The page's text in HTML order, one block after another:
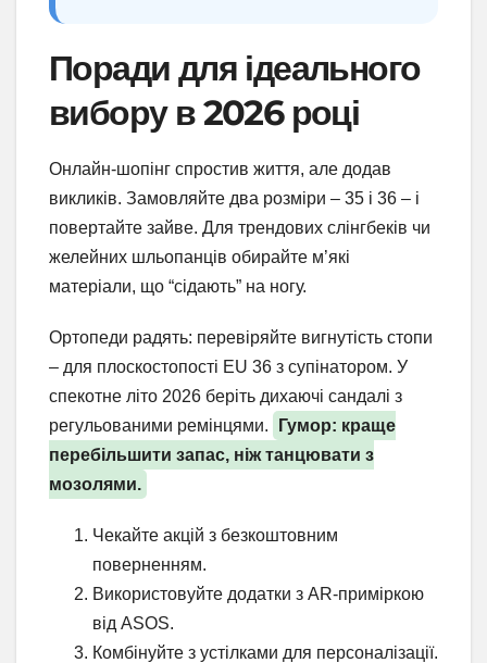
Поради для ідеального
вибору в 2026 році
Онлайн-шопінг спростив життя, але додав
викликів. Замовляйте два розміри – 35 і 36 – і
повертайте зайве. Для трендових слінгбеків чи
желейних шльопанців обирайте м’які
матеріали, що “сідають” на ногу.
Ортопеди радять: перевіряйте вигнутість стопи
– для плоскостопості EU 36 з супінатором. У
спекотне літо 2026 беріть дихаючі сандалі з
регульованими ремінцями.
Гумор: краще
перебільшити запас, ніж танцювати з
мозолями.
Чекайте акцій з безкоштовним
поверненням.
Використовуйте додатки з AR-приміркою
від ASOS.
Комбінуйте з устілками для персоналізації.